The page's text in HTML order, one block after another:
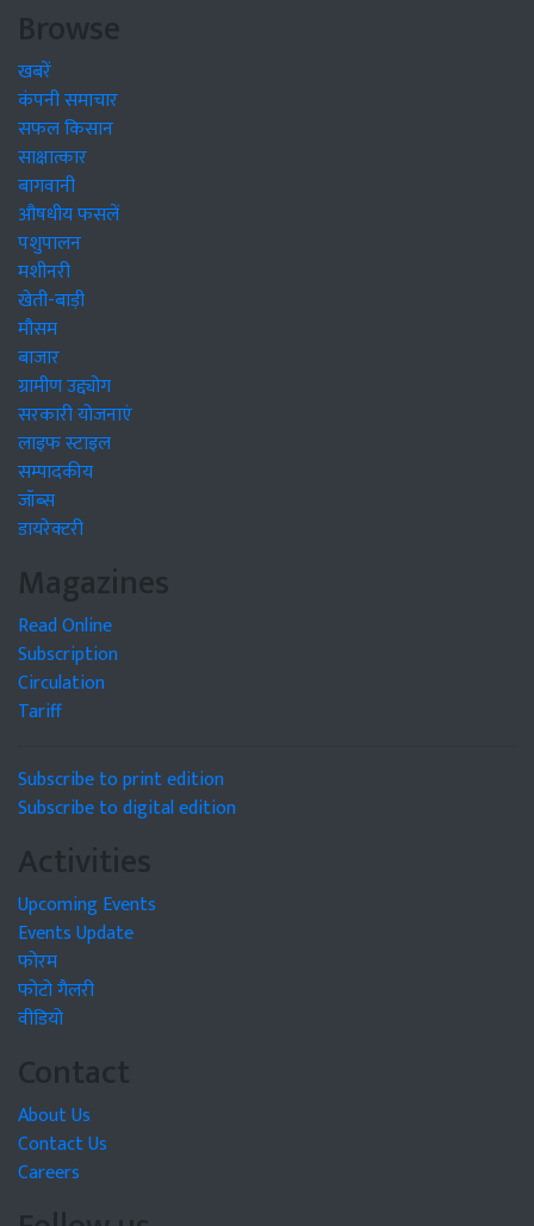
Browse
खबरें
कंपनी समाचार
सफल किसान
साक्षात्कार
बागवानी
औषधीय फसलें
पशुपालन
मशीनरी
खेती-बाड़ी
मौसम
बाजार
ग्रामीण उद्द्योग
सरकारी योजनाएं
लाइफ स्टाइल
सम्पादकीय
जॉब्स
डायरेक्टरी
Magazines
Read Online
Subscription
Circulation
Tariff
Subscribe to print edition
Subscribe to digital edition
Activities
Upcoming Events
Events Update
फोरम
फोटो गैलरी
वीडियो
Contact
About Us
Contact Us
Careers